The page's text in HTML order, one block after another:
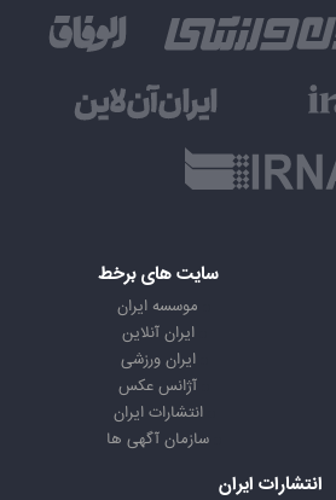
سایت های برخط
موسسه ایران
ایران آنلاین
ایران ورزشی
آژانس عکس
انتشارات ایران
سازمان آگهی ها
انتشارات ایران